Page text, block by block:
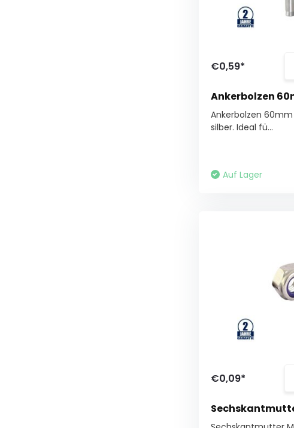
€0,59*
Ankerbolzen
Ankerbolzen
silber. Ideal fü...
Auf Lager
€0,09*